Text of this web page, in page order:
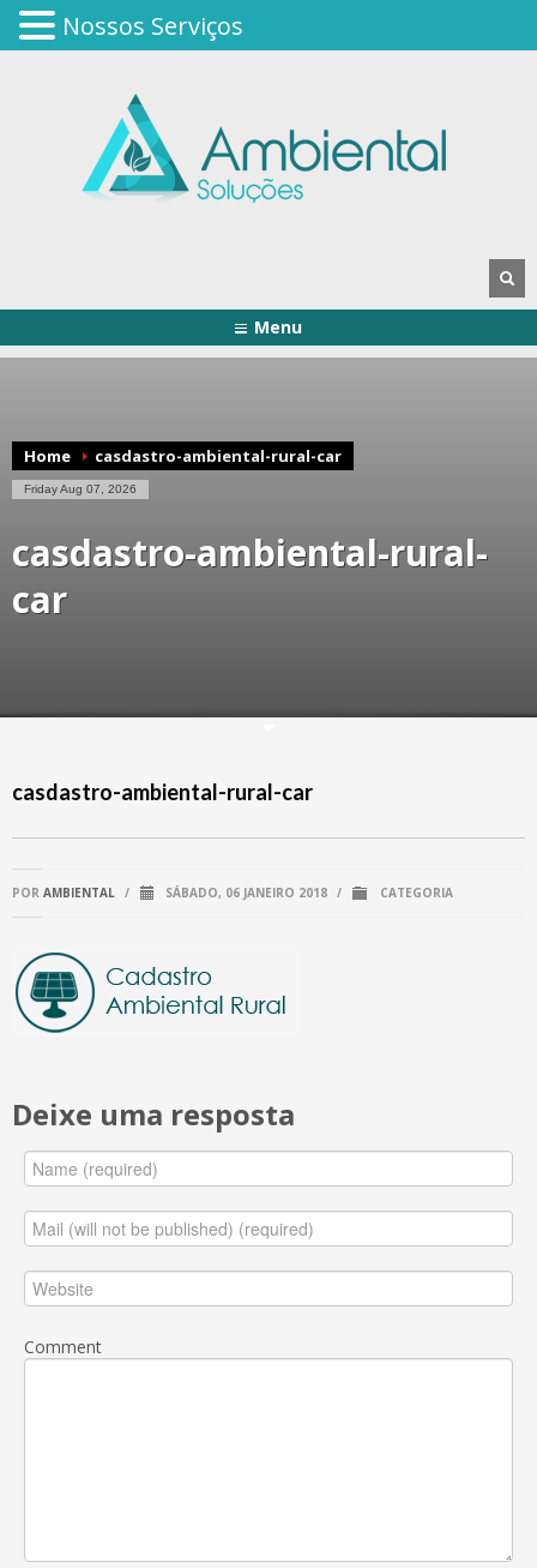
Menu
Home casdastro-ambiental-rural-car
Friday Aug 07, 2026
casdastro-ambiental-rural-
car
casdastro-ambiental-rural-car
POR AMBIENTAL / SÁBADO, 06 JANEIRO 2018 / CATEGORIA
Deixe uma resposta
Comment
Nossos Serviços